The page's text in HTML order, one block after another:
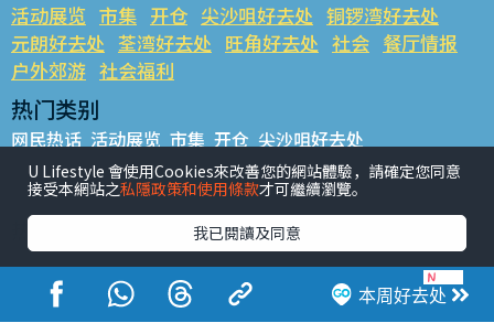
本周好去处
活动展览 市集 开仓 尖沙咀好去处 铜锣湾好去处
元朗好去处 荃湾好去处 旺角好去处 社会 餐厅情报
户外郊游 社会福利
热门类别
网民热话 活动展览 市集 开仓 尖沙咀好去处
铜锣湾好去处 元朗好去处 荃湾好去处 旺角好去处 社会
餐厅情报 户外郊游
热门标签
#UGO揾好去处 #人气活动推介 #美食社群热话
#亲子玩乐好去处
#ULifestyle应用程式
#限时抢
#UJetso礼物放送
#ULifestyle商户中心 #著数
U Lifestyle 會使用Cookies來改善您的網站體驗，請確定您同意
接受本網站之私隱政策和使用條款才可繼續瀏覽。
我已閱讀及同意